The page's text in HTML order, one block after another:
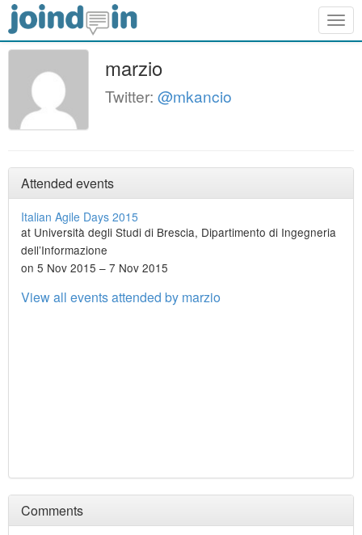
marzio
Twitter: @mkancio
Attended events
Italian Agile Days 2015
at Università degli Studi di Brescia, Dipartimento di Ingegneria
dell’Informazione
on 5 Nov 2015 – 7 Nov 2015
View all events attended by marzio
Comments